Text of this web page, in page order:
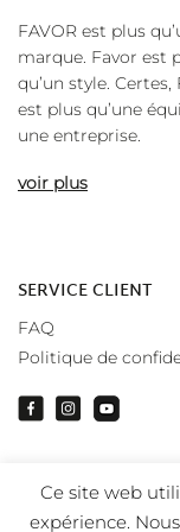
FAVOR est plus
marque. Favor est
qu’un style. Certes,
est plus qu’une
une entreprise.
voir plus
SERVICE CLIENT
FAQ
Politique de
Ce site web
expérience.